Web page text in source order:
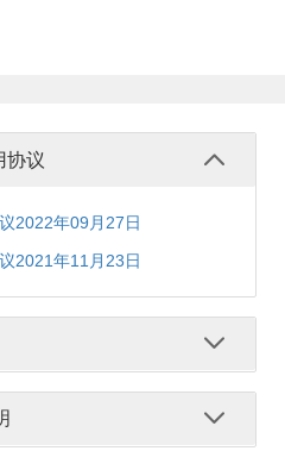
协议
2022年09月27日
2021年11月23日
月27日
23日